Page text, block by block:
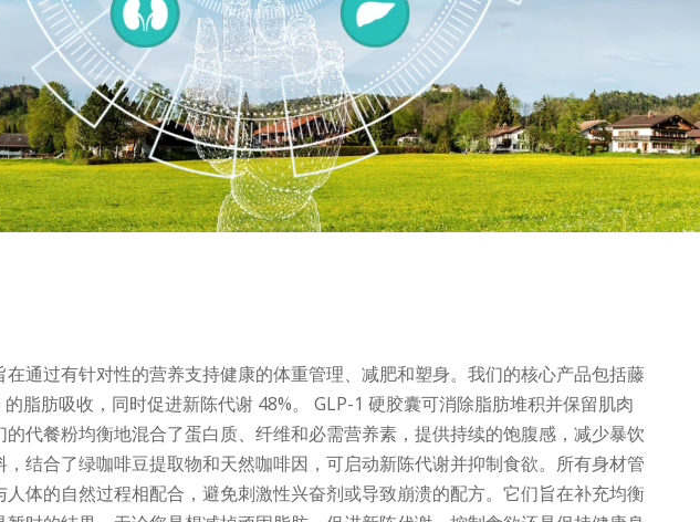
通过有针对性的营养支持健康的体重管理、减肥和塑身。我们的核心产品包括藤
脂肪吸收，同时促进新陈代谢 48%。 GLP-1 硬胶囊可消除脂肪堆积并保留肌肉
代餐粉均衡地混合了蛋白质、纤维和必需营养素，提供持续的饱腹感，减少暴饮
结合了绿咖啡豆提取物和天然咖啡因，可启动新陈代谢并抑制食欲。所有身材管
体的自然过程相配合，避免刺激性兴奋剂或导致崩溃的配方。它们旨在补充均衡